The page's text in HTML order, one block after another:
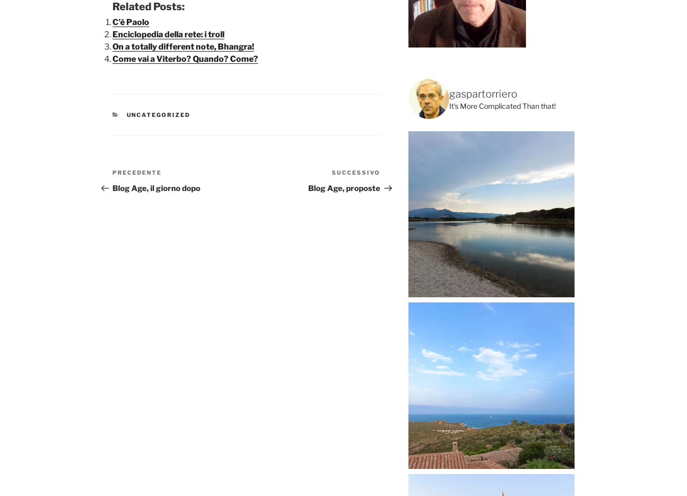
Related Posts:
C’è Paolo
Enciclopedia della rete: i troll
On a totally different note, Bhangra!
Come vai a Viterbo? Quando? Come?
CATEGORIE
UNCATEGORIZED
Navigazione
articoli
Articolo
precedente:
PRECEDENTE
Blog Age, il giorno dopo
successivo
SUCCESSIVO
Blog Age, proposte
gaspartorriero
It's More Complicated Than that!